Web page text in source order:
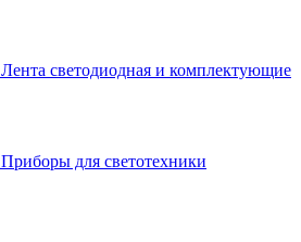
Лента светодиодная и комплектующие
Приборы для светотехники